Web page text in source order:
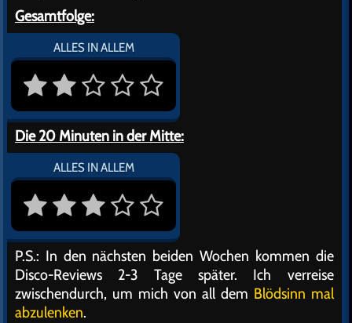
Gesamtfolge:
ALLES IN ALLEM
Die 20 Minuten in der Mitte:
ALLES IN ALLEM
P.S.: In den nächsten beiden Wochen kommen die
Disco-Reviews 2-3 Tage später. Ich verreise
zwischendurch, um mich von all dem Blödsinn mal
abzulenken.